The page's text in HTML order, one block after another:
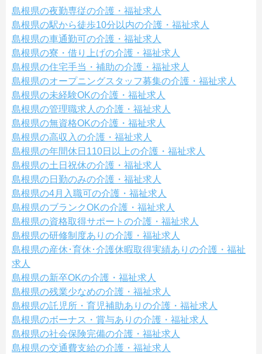
島根県の夜勤専従の介護・福祉求人
島根県の駅から徒歩10分以内の介護・福祉求人
島根県の車通勤可の介護・福祉求人
島根県の寮・借り上げの介護・福祉求人
島根県の住宅手当・補助の介護・福祉求人
島根県のオープニングスタッフ募集の介護・福祉求人
島根県の未経験OKの介護・福祉求人
島根県の管理職求人の介護・福祉求人
島根県の無資格OKの介護・福祉求人
島根県の高収入の介護・福祉求人
島根県の年間休日110日以上の介護・福祉求人
島根県の土日祝休の介護・福祉求人
島根県の日勤のみの介護・福祉求人
島根県の4月入職可の介護・福祉求人
島根県のブランクOKの介護・福祉求人
島根県の資格取得サポートの介護・福祉求人
島根県の研修制度ありの介護・福祉求人
島根県の産休･育休･介護休暇取得実績ありの介護・福祉
求人
島根県の新卒OKの介護・福祉求人
島根県の残業少なめの介護・福祉求人
島根県の託児所・育児補助ありの介護・福祉求人
島根県のボーナス・賞与ありの介護・福祉求人
島根県の社会保険完備の介護・福祉求人
島根県の交通費支給の介護・福祉求人